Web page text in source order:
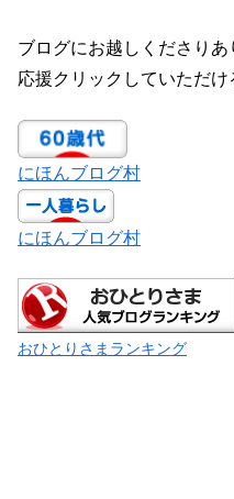
ブログにお越しくださりあ
応援クリックしていただ
にほんブログ村
にほんブログ村
おひとりさまランキング